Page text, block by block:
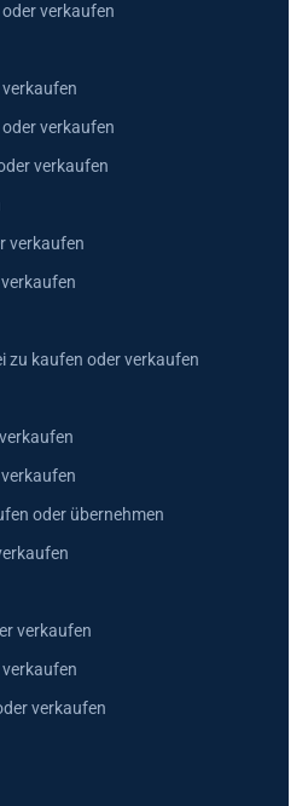
verkaufen
verkaufen
verkaufen
verkaufen
zu kaufen oder verkaufen
oder übernehmen
verkaufen
verkaufen